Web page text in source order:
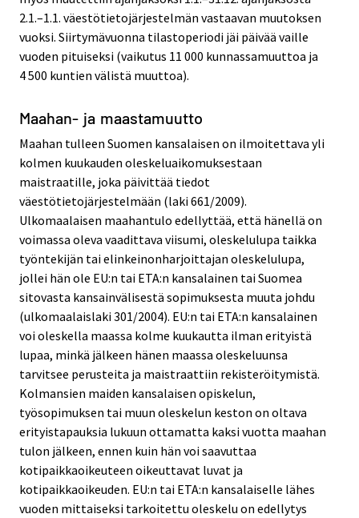
2.1.–1.1. väestötietojärjestelmän vastaavan muutoksen
vuoksi. Siirtymävuonna tilastoperiodi jäi päivää vaille
vuoden pituiseksi (vaikutus 11 000 kunnassamuuttoa ja
4 500 kuntien välistä muuttoa).
Maahan- ja maastamuutto
Maahan tulleen Suomen kansalaisen on ilmoitettava yli
kolmen kuukauden oleskeluaikomuksestaan
maistraatille, joka päivittää tiedot
väestötietojärjestelmään (laki 661/2009).
Ulkomaalaisen maahantulo edellyttää, että hänellä on
voimassa oleva vaadittava viisumi, oleskelulupa taikka
työntekijän tai elinkeinonharjoittajan oleskelulupa,
jollei hän ole EU:n tai ETA:n kansalainen tai Suomea
sitovasta kansainvälisestä sopimuksesta muuta johdu
(ulkomaalaislaki 301/2004). EU:n tai ETA:n kansalainen
voi oleskella maassa kolme kuukautta ilman erityistä
lupaa, minkä jälkeen hänen maassa oleskeluunsa
tarvitsee perusteita ja maistraattiin rekisteröitymistä.
Kolmansien maiden kansalaisen opiskelun,
työsopimuksen tai muun oleskelun keston on oltava
erityistapauksia lukuun ottamatta kaksi vuotta maahan
tulon jälkeen, ennen kuin hän voi saavuttaa
kotipaikkaoikeuteen oikeuttavat luvat ja
kotipaikkaoikeuden. EU:n tai ETA:n kansalaiselle lähes
vuoden mittaiseksi tarkoitettu oleskelu on edellytys